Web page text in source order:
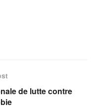
de lutte contre